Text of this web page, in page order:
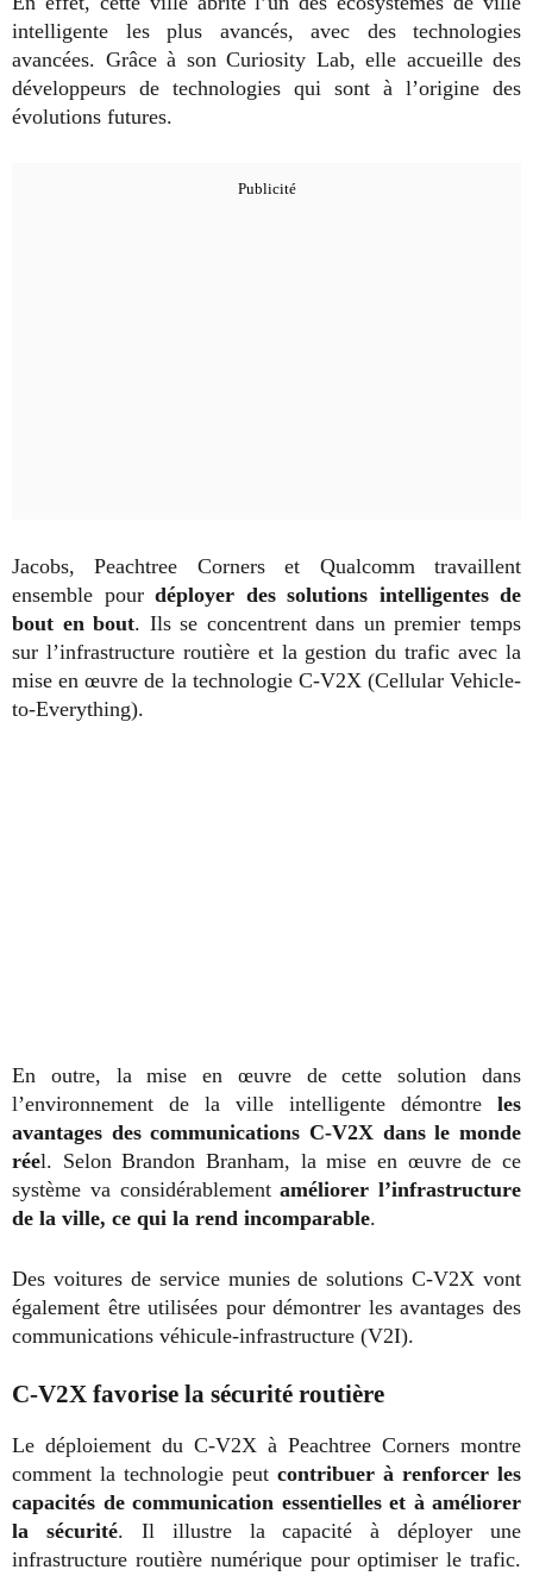
intelligente les plus avancés, avec des technologies
avancées. Grâce à son Curiosity Lab, elle accueille des
développeurs de technologies qui sont à l’origine des
évolutions futures.
Jacobs, Peachtree Corners et Qualcomm travaillent
ensemble pourdéployer des solutions intelligentes de
bout en bout. Ils se concentrent dans un premier temps
sur l’infrastructure routière et la gestion du trafic avec la
mise en œuvre de la technologie C-V2X (Cellular Vehicle-
to-Everything).
En outre, la mise en œuvre de cette solution dans
l’environnement de la ville intelligente démontre les
avantages des communications C-V2X dans le monde
réel. Selon Brandon Branham, la mise en œuvre de ce
système va considérablementaméliorer l’infrastructure
de la ville, ce qui la rend incomparable.
Des voitures de service munies de solutions C-V2X vont
également être utilisées pour démontrer les avantages des
communications véhicule-infrastructure (V2I).
C-V2X favorise la sécurité routière
Le déploiement du C-V2X à Peachtree Corners montre
comment la technologie peut contribuer à renforcer les
capacités de communication essentielles et à améliorer
la sécurité. Il illustre la capacité à déployer une
infrastructure routière numérique pour optimiser le trafic.